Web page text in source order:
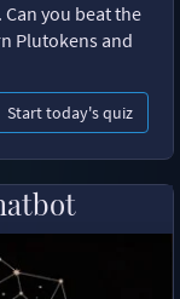
you beat the
Plutokens and
Start today's quiz